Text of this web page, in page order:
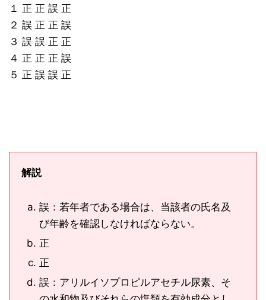
１ 正 正 誤 正
２ 誤 正 正 誤
３ 誤 誤 正 正
４ 正 正 正 誤
５ 正 誤 誤 正
解説
誤：若年者である場合は、当該者の氏名及
び年齢を確認しなければならない。
正
正
誤：アリルイソプロピルアセチル尿素、そ